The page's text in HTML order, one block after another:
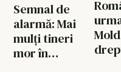
Semnal de
alarmă: Mai
mulți tineri
mor în